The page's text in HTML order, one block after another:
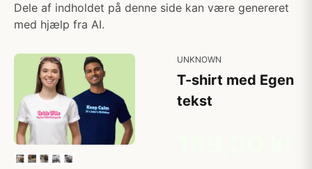
Dele af indholdet på denne side kan være genereret
med hjælp fra AI.
UNKNOWN
T-shirt med Egen
tekst